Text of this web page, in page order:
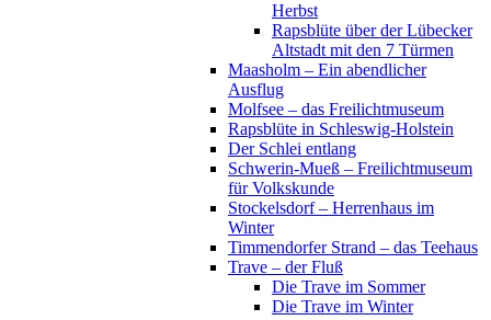
Herbst
Rapsblüte über der Lübecker
Altstadt mit den 7 Türmen
Maasholm – Ein abendlicher
Ausflug
Molfsee – das Freilichtmuseum
Rapsblüte in Schleswig-Holstein
Der Schlei entlang
Schwerin-Mueß – Freilichtmuseum
für Volkskunde
Stockelsdorf – Herrenhaus im
Winter
Timmendorfer Strand – das Teehaus
Trave – der Fluß
Die Trave im Sommer
Die Trave im Winter